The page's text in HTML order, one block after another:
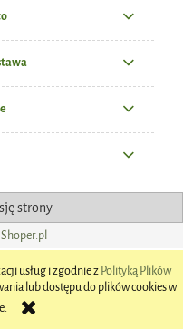
usług i zgodnie zPolityką Plików
lub dostępu do plików cookies w
strony